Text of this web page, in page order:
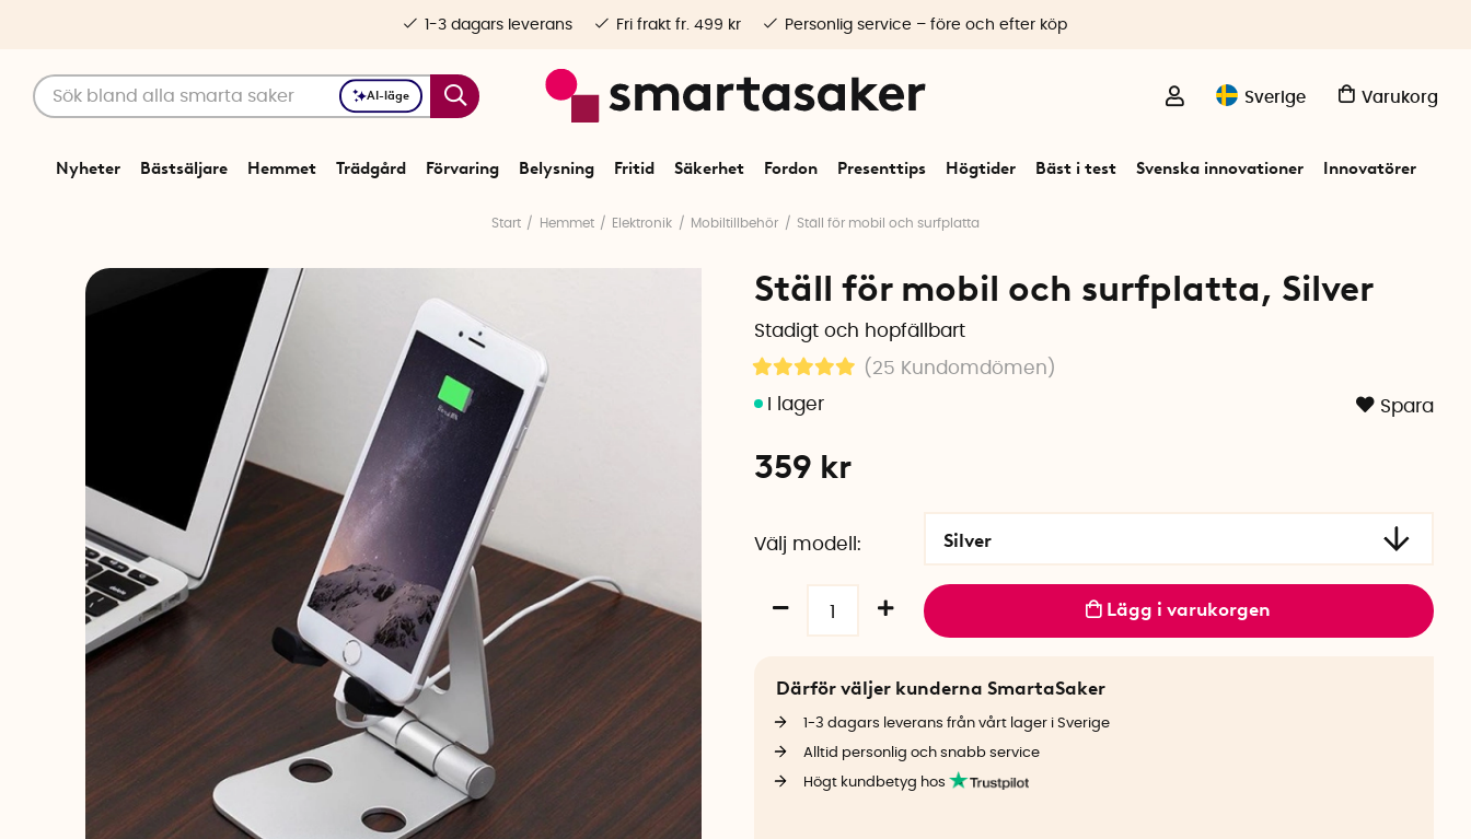
AI-läge Sverige Varukorg
Nyheter Bästsäljare Hemmet Trädgård Förvaring Belysning Fritid Säkerhet Fordon Presenttips Högtider Bäst i test Svenska innovationer Innovatörer
1-3 dagars leverans Fri frakt fr. 499 kr Personlig service – före och efter köp
Start Hemmet Elektronik Mobiltillbehör Ställ för mobil och surfplatta
Ställ för mobil och surfplatta, Silver
Stadigt och hopfällbart
(25 Kundomdömen )
Spara
359 kr
Välj modell Silver
Lägg i varukorgen
Därför väljer kunderna SmartaSaker
1-3 dagars leverans från vårt lager i Sverige
Alltid personlig och snabb service
Högt kundbetyg hos